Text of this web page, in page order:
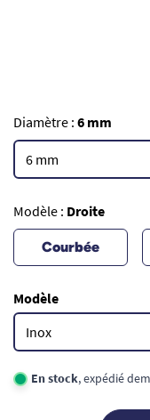
Diamètre : 6 mm
Modèle : Droite
Courbée
Modèle
En stock, expédié